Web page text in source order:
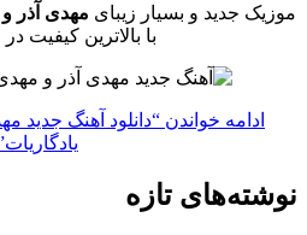
موزیک جدید و بسیار زیبای مهدی آذر
با بالاترین کیفیت
ادامه خواندن “دانلود آهنگ جدید
نوشته‌های تازه